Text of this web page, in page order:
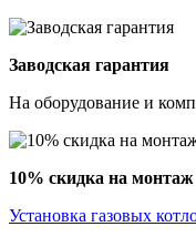
Заводская гарантия
На оборудование и
10% скидка на монтаж
Установка газовых